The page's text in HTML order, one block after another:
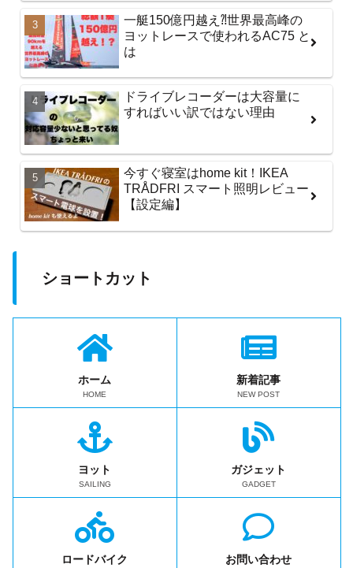
一艇150億円越え⁈世界最高峰の
ヨットレースで使われるAC75 と
は
ドライブレコーダーは大容量に
すればいい訳ではない理由
今すぐ寝室はhome kit！IKEA
TRÅDFRI スマート照明レビュー
【設定編】
ショートカット
ホーム
HOME
新着記事
NEW POST
ヨット
SAILING
ガジェット
GADGET
ロードバイク お問い合わせ